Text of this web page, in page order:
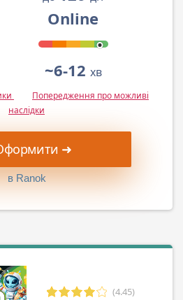
Online
~6-12 хв
Попередження про можливі
наслідки
➜
в Ranok
(4.45)